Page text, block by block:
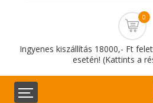
0
Ingyenes kiszállítás 18000,- Ft
esetén! (Kattints a